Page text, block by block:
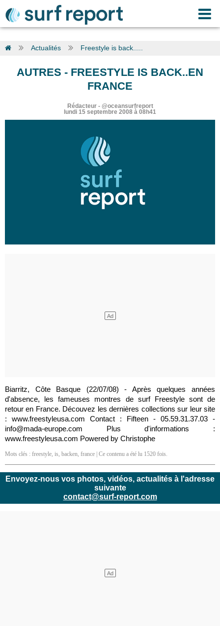
Actualités Freestyle is back.....
AUTRES - FREESTYLE IS BACK..EN
FRANCE
Rédacteur- @oceansurfreport
lundi 15 septembre 2008 à 08h41
Biarritz, Côte Basque (22/07/08) - Après quelques années
d'absence, les fameuses montres de surf Freestyle sont de
retour en France. Découvez les dernières collections sur leur site
: www.freestyleusa.com Contact : Fifteen - 05.59.31.37.03 -
info@mada-europe.com Plus d'informations :
www.freestyleusa.com Powered by Christophe
Mots clés : freestyle, is, backen, france | Ce contenu a été lu 1520 fois.
Envoyez-nous vos photos, vidéos, actualités à l'adresse
suivante
contact@surf-report.com